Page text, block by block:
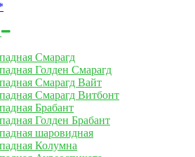
Смарагд
Голден Смарагд
Смарагд Вайт
Смарагд Витбонт
Брабант
Голден Брабант
шаровидная
Колумна